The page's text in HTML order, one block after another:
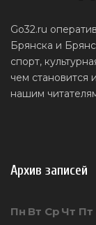
Go32.ru
Брянска и
спорт,
чем становится
нашим
Архив записей
Пн Вт Ср Чт Пт